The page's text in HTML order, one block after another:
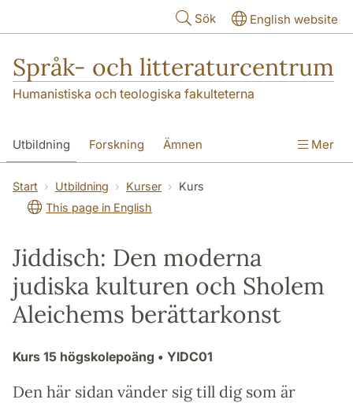
Sök English website
Språk- och litteraturcentrum
Humanistiska och teologiska fakulteterna
Utbildning Forskning Ämnen
SOL-husen Kontakt Institutionen
översättning till svenska
Mer
Start Utbildning Kurser
Kurs
This page in English
Jiddisch: Den moderna
judiska kulturen och Sholem
Aleichems berättarkonst
Kurs 15 högskolepoäng • YIDC01
Den här sidan vänder sig till dig som är